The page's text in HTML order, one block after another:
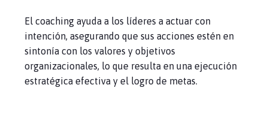
El coaching ayuda a los líderes a actuar con
intención, asegurando que sus acciones estén en
sintonía con los valores y objetivos
organizacionales, lo que resulta en una ejecución
estratégica efectiva y el logro de metas.